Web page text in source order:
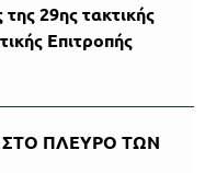
29ης τακτικής
Επιτροπής
ΠΛΕΥΡΟ ΤΩΝ